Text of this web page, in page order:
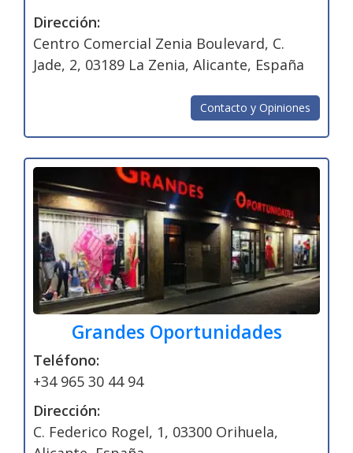
Dirección:
Centro Comercial Zenia Boulevard, C.
Jade, 2, 03189 La Zenia, Alicante, España
Contacto y Opiniones
Grandes Oportunidades
Teléfono:
+34 965 30 44 94
Dirección:
C. Federico Rogel, 1, 03300 Orihuela,